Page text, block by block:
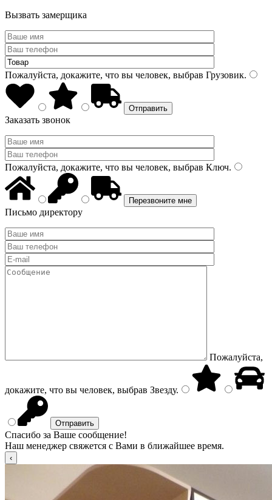
Вызвать замерщика
Пожалуйста, докажите, что вы человек, выбрав Грузовик.
Заказать звонок
Пожалуйста, докажите, что вы человек, выбрав Ключ.
Письмо директору
Пожалуйста,
докажите, что вы человек, выбрав Звезду.
Спасибо за Ваше сообщение!
Наш менеджер свяжется с Вами в ближайшее время.